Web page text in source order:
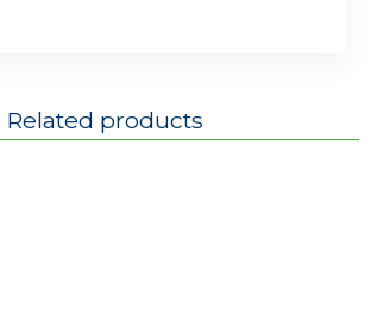
Related products